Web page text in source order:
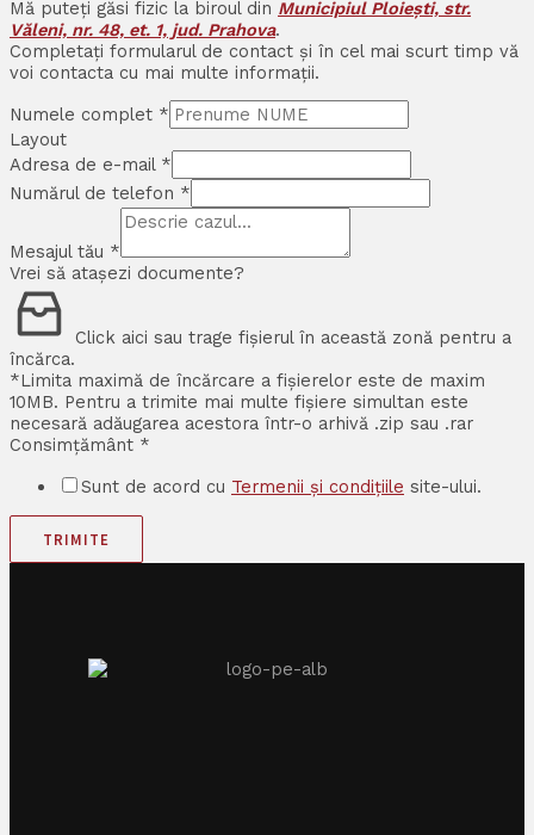
Mă puteți găsi fizic la biroul din Municipiul Ploiești, str.
Văleni, nr. 48, et. 1, jud. Prahova.
Completați formularul de contact și în cel mai scurt timp vă
voi contacta cu mai multe informații.
Numele complet *
Layout
Adresa de e-mail *
Numărul de telefon *
Mesajul tău *
Vrei să atașezi documente?
Click aici sau trage fișierul în această zonă pentru a
încărca.
*Limita maximă de încărcare a fișierelor este de maxim
10MB. Pentru a trimite mai multe fișiere simultan este
necesară adăugarea acestora într-o arhivă .zip sau .rar
Consimțământ *
Sunt de acord cu Termenii și condițiile site-ului.
TRIMITE